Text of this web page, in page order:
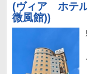
(ヴィア ホテ
微風館))